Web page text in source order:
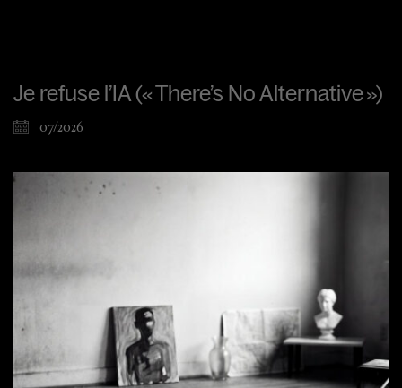
Je refuse l’IA (« There’s No Alternative »)
07/2026